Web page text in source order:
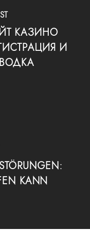
КАЗИНО
И
KANN